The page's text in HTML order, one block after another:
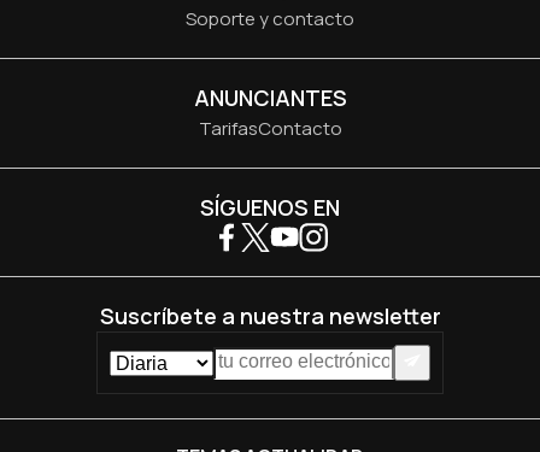
Soporte y contacto
ANUNCIANTES
TarifasContacto
SÍGUENOS EN
Suscríbete a nuestra newsletter